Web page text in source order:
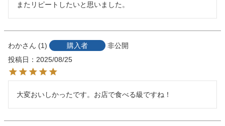
またリピートしたいと思いました。
わか 1 購入者
非公開
投稿日
2025/08/25
大変おいしかったです。お店で食べる級ですね！